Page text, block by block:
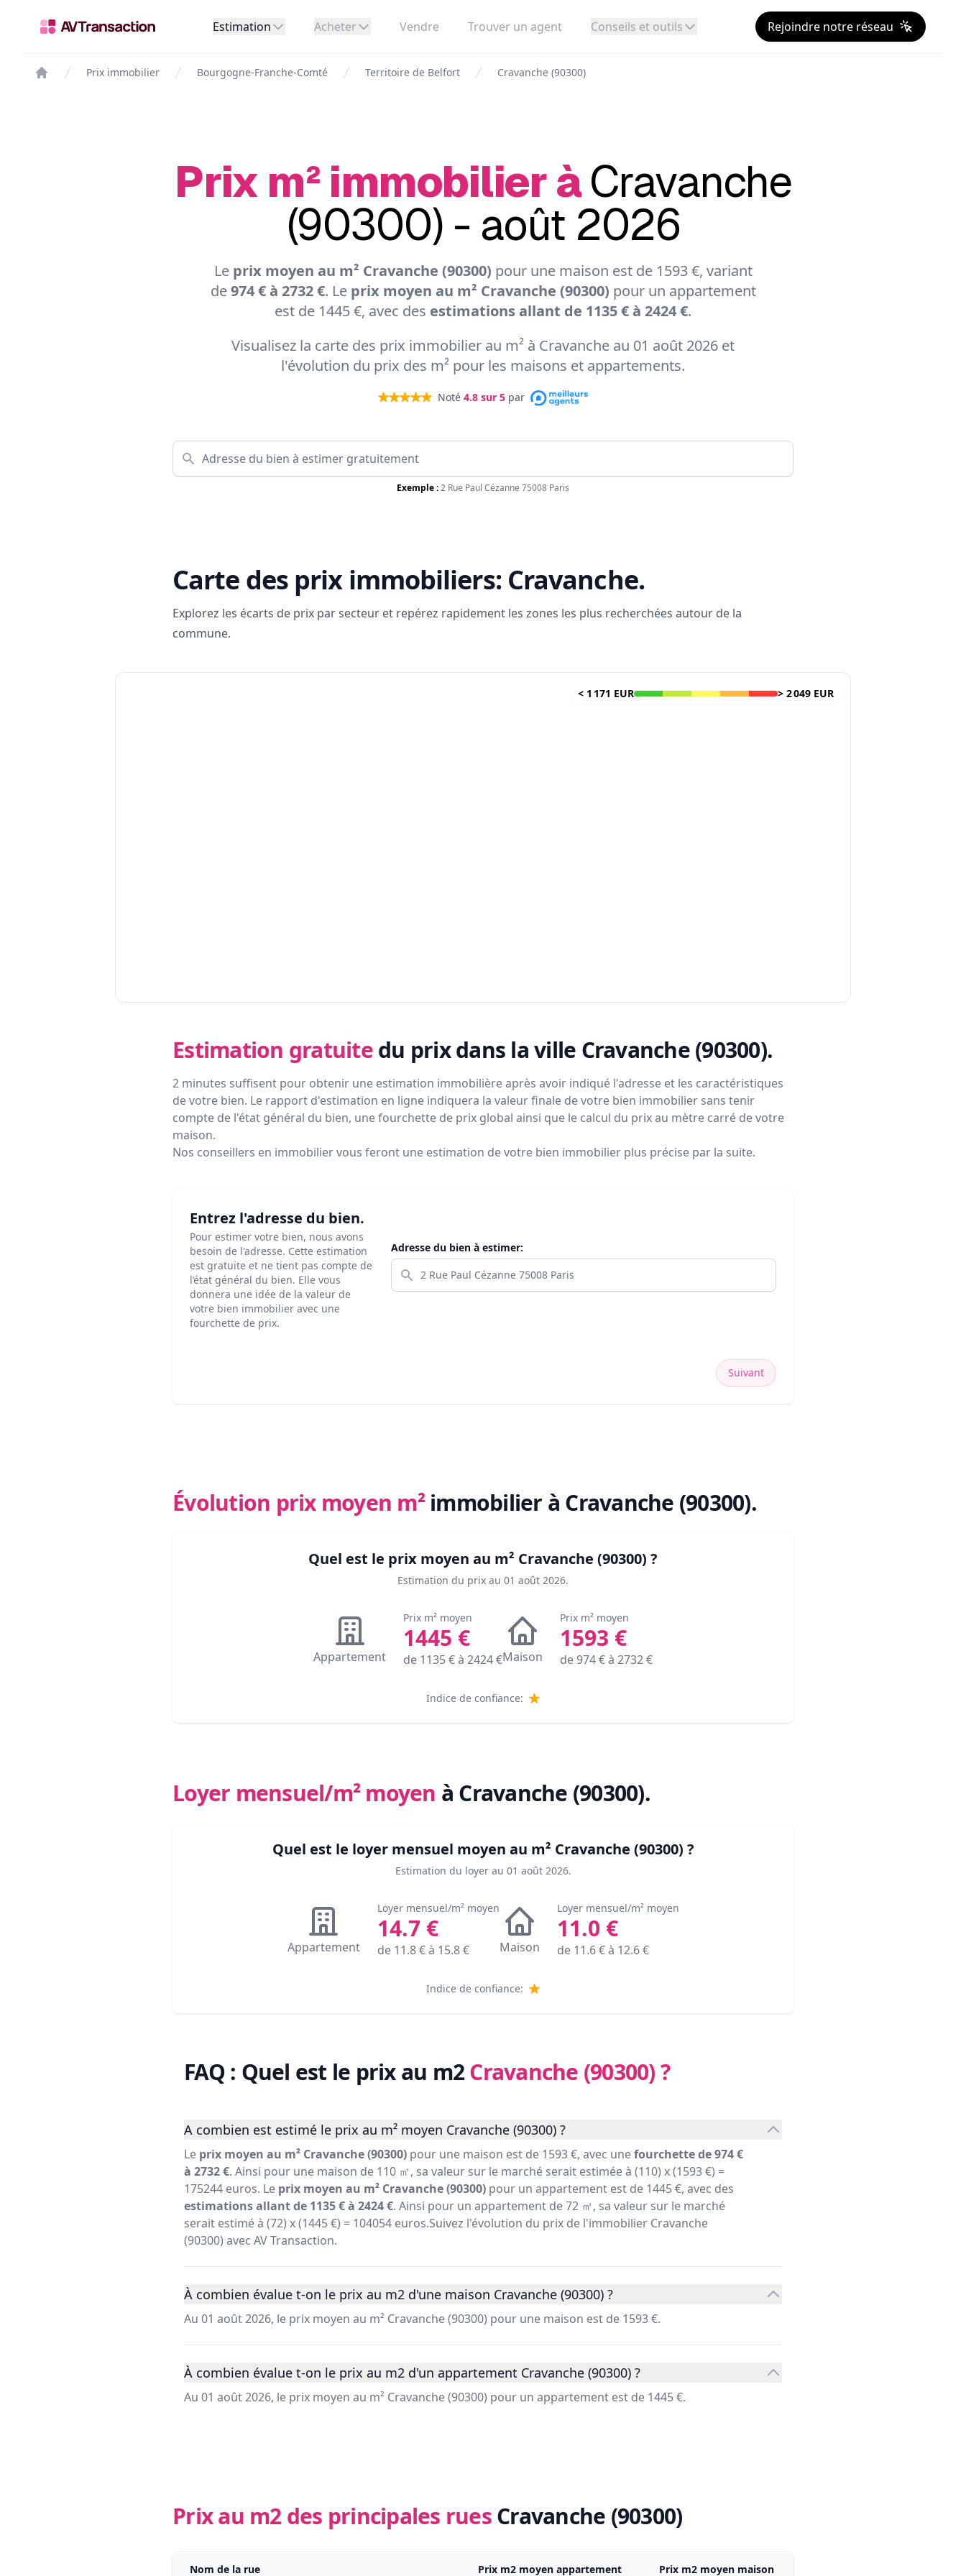
Estimation Acheter Vendre Trouver un agent Conseils et outils Rejoindre notre réseau
Prix immobilier Bourgogne-Franche-Comté Territoire de Belfort Cravanche (90300)
Prix m² immobilier àCravanche
(90300) - août 2026
Le prix moyen au m² Cravanche (90300) pour une maison est de 1593 €, variant
de974 € à 2732 €. Le prix moyen au m² Cravanche (90300) pour un appartement
est de 1445 €, avec des estimations allant de 1135 € à 2424 €.
Visualisez la carte des prix immobilier au m² à Cravanche au 01 août 2026 et
l'évolution du prix des m² pour les maisons et appartements.
Noté 4.8 sur 5 par
Exemple :2 Rue Paul Cézanne 75008 Paris
Carte des prix immobiliers: Cravanche.
Explorez les écarts de prix par secteur et repérez rapidement les zones les plus recherchées autour de la
commune.
< 1 171 EUR > 2 049 EUR
Estimation gratuite du prixdans la ville Cravanche (90300).
2 minutes suffisent pour obtenir une estimation immobilière après avoir indiqué l'adresse et les caractéristiques
de votre bien. Le rapport d'estimation en ligne indiquera la valeur finale de votre bien immobilier sans tenir
compte de l'état général du bien, une fourchette de prix global ainsi que le calcul du prix au mètre carré de votre
maison.
Nos conseillers en immobilier vous feront une estimation de votre bien immobilier plus précise par la suite.
Entrez l'adresse du bien.
Pour estimer votre bien, nous avons
besoin de l'adresse. Cette estimation
est gratuite et ne tient pas compte de
l’état général du bien. Elle vous
donnera une idée de la valeur de
votre bien immobilier avec une
fourchette de prix.
Adresse du bien à estimer:
Suivant
Évolution prix moyen m² immobilier à Cravanche (90300).
Quel est le prix moyen au m² Cravanche (90300) ?
Estimation du prix au 01 août 2026.
Appartement
Prix m² moyen
1445 €
de 1135€ à 2424€Maison
Prix m² moyen
1593 €
de974€ à 2732€
Indice de confiance:
Loyer mensuel/m² moyen à Cravanche (90300).
Quel est le loyer mensuel moyen au m² Cravanche (90300) ?
Estimation du loyer au 01 août 2026.
Appartement
Loyer mensuel/m² moyen
14.7€
de 11.8€ à 15.8€ Maison
Loyer mensuel/m² moyen
11.0 €
de 11.6€ à 12.6€
Indice de confiance:
FAQ : Quel est le prix au m2Cravanche (90300)?
A combien est estimé le prix au m² moyen Cravanche (90300) ?
Le prix moyen au m² Cravanche (90300) pour une maison est de 1593 €, avec unefourchette de 974 €
à 2732 €. Ainsi pour une maison de 110 ㎡, sa valeur sur le marché serait estimée à (110) x (1593 €) =
175244 euros. Le prix moyen au m² Cravanche (90300) pour un appartement est de 1445 €, avec des
estimations allant de 1135 € à 2424 €. Ainsi pour un appartement de 72 ㎡, sa valeur sur le marché
serait estimé à (72) x (1445 €) = 104054 euros.Suivez l'évolution du prix de l'immobilier Cravanche
(90300) avec AV Transaction.
À combien évalue t-on le prix au m2 d'une maison Cravanche (90300) ?
Au 01 août 2026, le prix moyen au m² Cravanche (90300) pour une maison est de 1593 €.
À combien évalue t-on le prix au m2 d'un appartement Cravanche (90300) ?
Au 01 août 2026, le prix moyen au m² Cravanche (90300) pour un appartement est de 1445 €.
Prix au m2 des principales rues Cravanche (90300)
Nom de la rue Prix m2 moyen appartement Prix m2 moyen maison